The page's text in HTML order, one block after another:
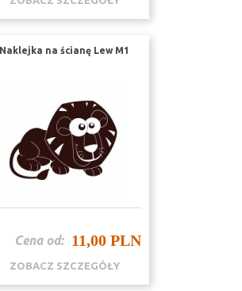
Naklejka na ścianę Lew M1
Cena od: 11,00 PLN
ZOBACZ SZCZEGÓŁY